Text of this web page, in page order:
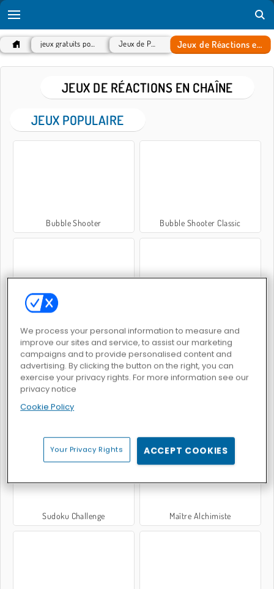
Jeux de Réactions en chaîne
JEUX DE RÉACTIONS EN CHAÎNE
JEUX POPULAIRE
Bubble Shooter Bubble Shooter Classic
Sudoku Challenge Maître Alchimiste
We process your personal information to measure and
improve our sites and service, to assist our marketing
campaigns and to provide personalised content and
advertising. By clicking the button on the right, you can
exercise your privacy rights. For more information see our
privacy notice
Cookie Policy
Your Privacy Rights ACCEPT COOKIES